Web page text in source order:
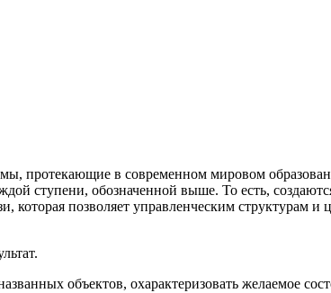
протекающие в современном мировом
ступени, обозначенной выше. То есть,
которая позволяет управленческим структурам
объектов, охарактеризовать желаемое